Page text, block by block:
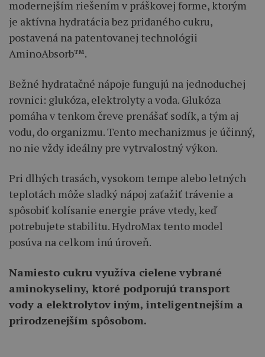
modernejším riešením v práškovej forme, ktorým
je aktívna hydratácia bez pridaného cukru,
postavená na patentovanej technológii
AminoAbsorb™.
Bežné hydratačné nápoje fungujú na jednoduchej
rovnici: glukóza, elektrolyty a voda. Glukóza
pomáha v tenkom čreve prenášať sodík, a tým aj
vodu, do organizmu. Tento mechanizmus je účinný,
no nie vždy ideálny pre vytrvalostný výkon.
Pri dlhých trasách, vysokom tempe alebo letných
teplotách môže sladký nápoj zaťažiť trávenie a
spôsobiť kolísanie energie práve vtedy, keď
potrebujete stabilitu. HydroMax tento model
posúva na celkom inú úroveň.
Namiesto cukru využíva cielene vybrané
aminokyseliny, ktoré podporujú transport
vody a elektrolytov iným, inteligentnejším a
prirodzenejším spôsobom.